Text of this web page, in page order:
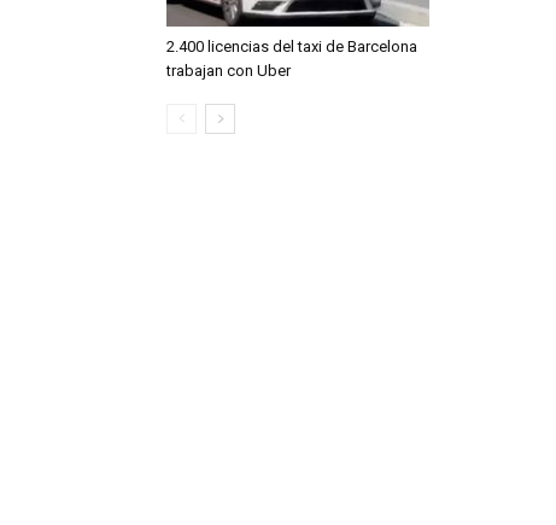
2.400 licencias del taxi de Barcelona
trabajan con Uber